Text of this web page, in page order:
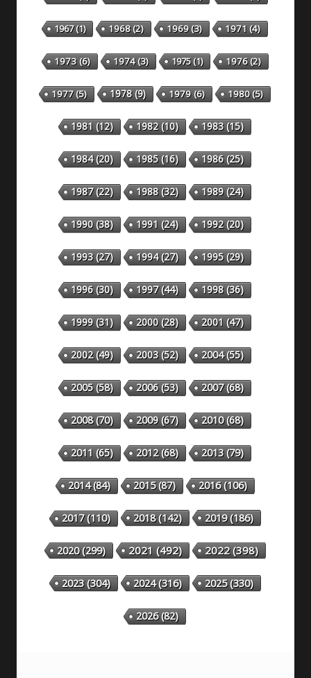
1967(1) 1968(2) 1969(3) 1971 (4)
1973(6) 1974(3) 1975(1) 1976(2)
1977(5) 1978(9) 1979(6) 1980(5)
1981 (12) 1982(10) 1983(15)
1984(20) 1985(16) 1986(25)
1987(22) 1988(32) 1989(24)
1990(38) 1991 (24) 1992(20)
1993(27) 1994(27) 1995(29)
1996(30) 1997(44) 1998(36)
1999(31) 2000(28) 2001 (47)
2002(49) 2003(52) 2004(55)
2005(58) 2006(53) 2007(68)
2008(70) 2009(67) 2010(68)
2011 (65) 2012(68) 2013(79)
2014(84) 2015(87) 2016(106)
2017(110) 2018(142) 2019(186)
2020(299) 2021(492) 2022(398)
2023(304) 2024(316) 2025(330)
2026(82)